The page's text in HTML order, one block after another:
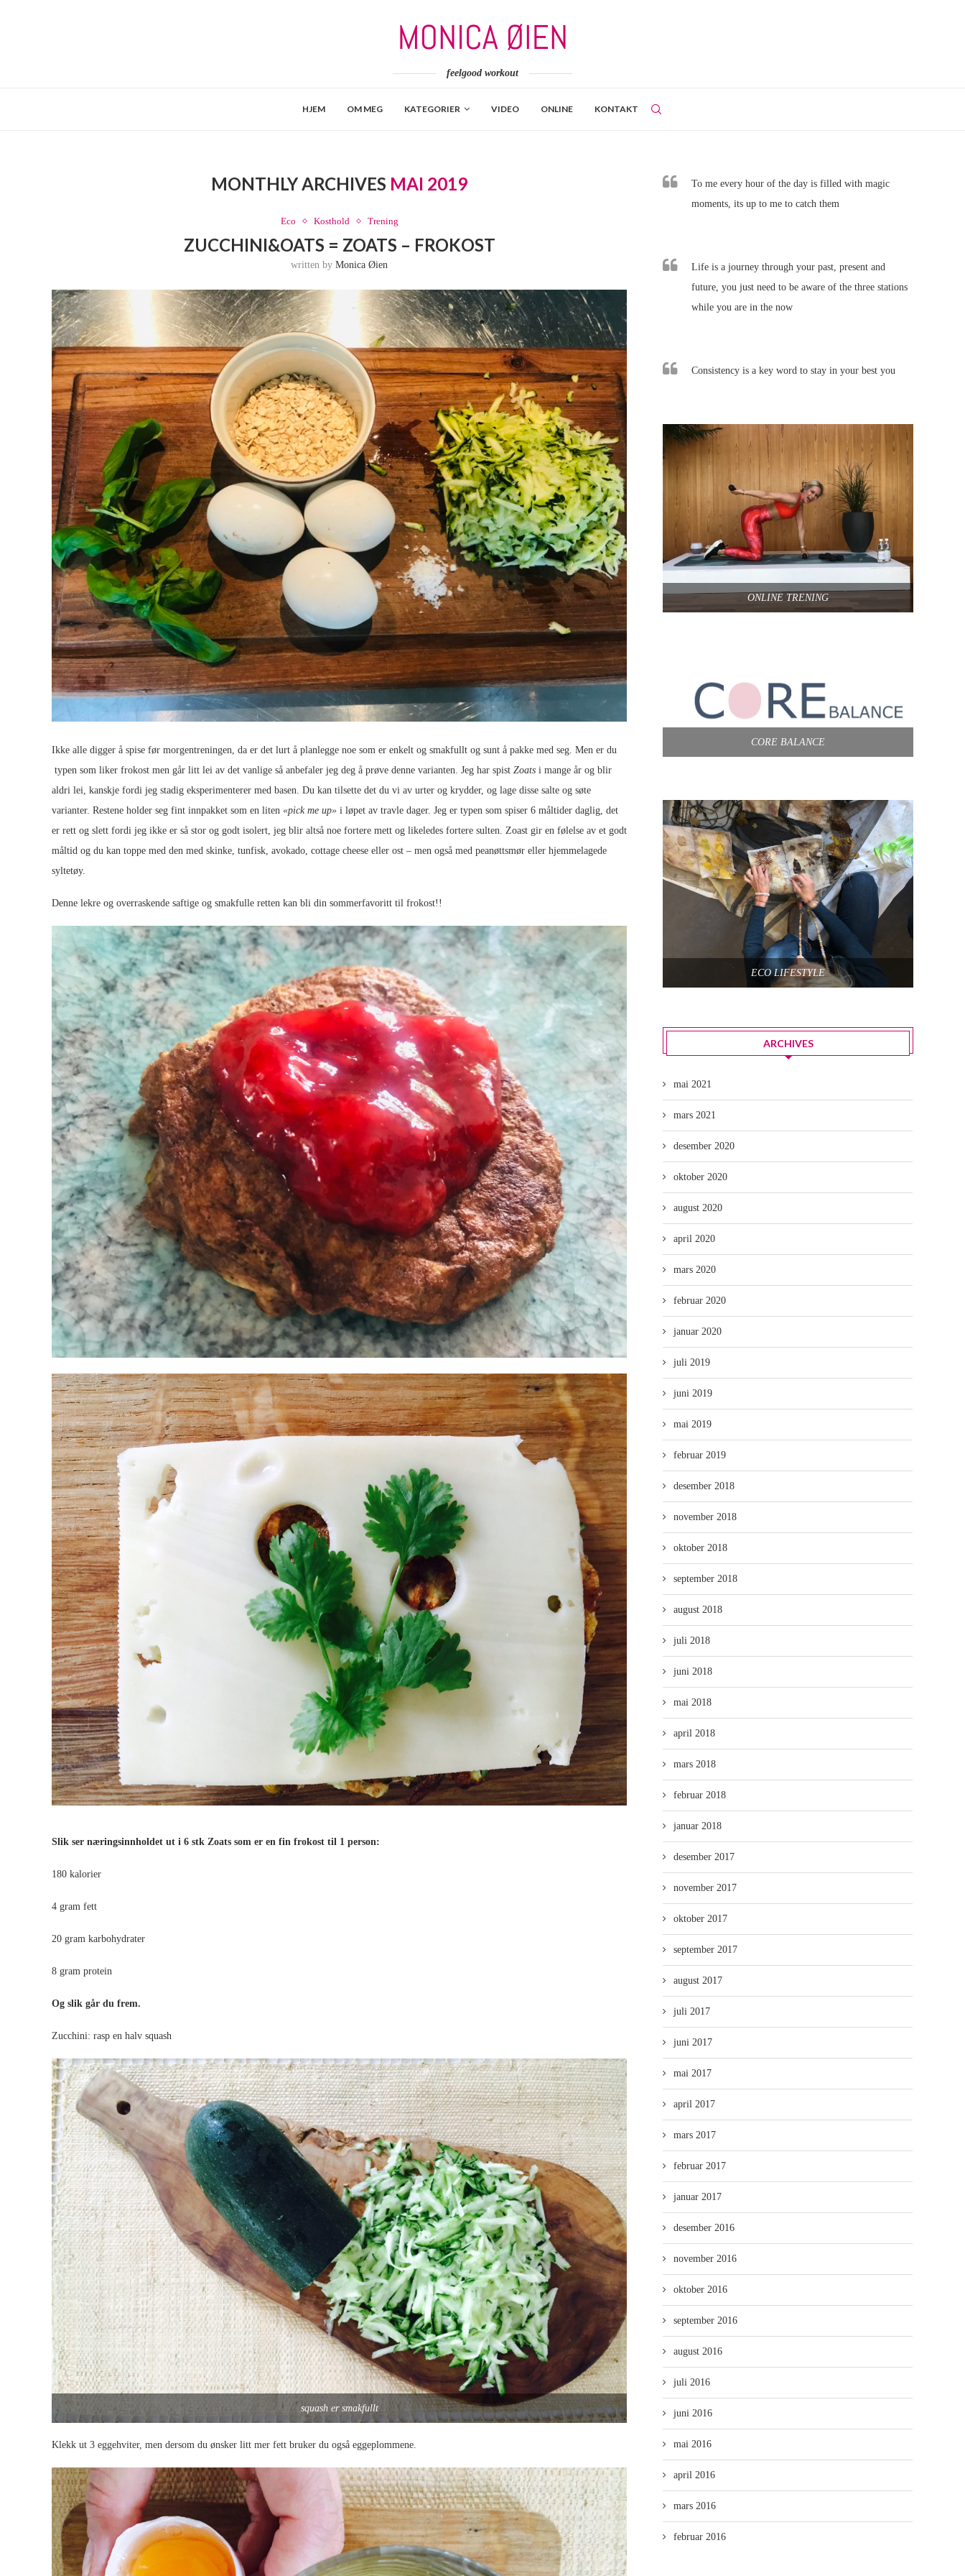
feelgood workout
HJEM OM MEG KATEGORIER VIDEO ONLINE KONTAKT
MONTHLY ARCHIVES MAI 2019
Eco Kosthold Trening
ZUCCHINI&OATS = ZOATS – FROKOST
written byMonica Øien
Ikke alle digger å spise før morgentreningen, da er det lurt å planlegge noe som er enkelt og smakfullt og sunt å pakke med seg. Men er du
typen som liker frokost men går litt lei av det vanlige så anbefaler jeg deg å prøve denne varianten. Jeg har spist Zoats i mange år og blir
aldri lei, kanskje fordi jeg stadig eksperimenterer med basen. Du kan tilsette det du vi av urter og krydder, og lage disse salte og søte
varianter. Restene holder seg fint innpakket som en liten «pick me up» i løpet av travle dager. Jeg er typen som spiser 6 måltider daglig, det
er rett og slett fordi jeg ikke er så stor og godt isolert, jeg blir altså noe fortere mett og likeledes fortere sulten. Zoast gir en følelse av et godt
måltid og du kan toppe med den med skinke, tunfisk, avokado, cottage cheese eller ost – men også med peanøttsmør eller hjemmelagede
syltetøy.
Denne lekre og overraskende saftige og smakfulle retten kan bli din sommerfavoritt til frokost!!
Slik ser næringsinnholdet ut i 6 stk Zoats som er en fin frokost til 1 person:
180 kalorier
4 gram fett
20 gram karbohydrater
8 gram protein
Og slik går du frem.
Zucchini: rasp en halv squash
squash er smakfullt
Klekk ut 3 eggehviter, men dersom du ønsker litt mer fett bruker du også eggeplommene.
To me every hour of the day is filled with magic
moments, its up to me to catch them
Life is a journey through your past, present and
future, you just need to be aware of the three stations
while you are in the now
Consistency is a key word to stay in your best you
ONLINE TRENING
CORE BALANCE
ECO LIFESTYLE
ARCHIVES
mai 2021
mars 2021
desember 2020
oktober 2020
august 2020
april 2020
mars 2020
februar 2020
januar 2020
juli 2019
juni 2019
mai 2019
februar 2019
desember 2018
november 2018
oktober 2018
september 2018
august 2018
juli 2018
juni 2018
mai 2018
april 2018
mars 2018
februar 2018
januar 2018
desember 2017
november 2017
oktober 2017
september 2017
august 2017
juli 2017
juni 2017
mai 2017
april 2017
mars 2017
februar 2017
januar 2017
desember 2016
november 2016
oktober 2016
september 2016
august 2016
juli 2016
juni 2016
mai 2016
april 2016
mars 2016
februar 2016